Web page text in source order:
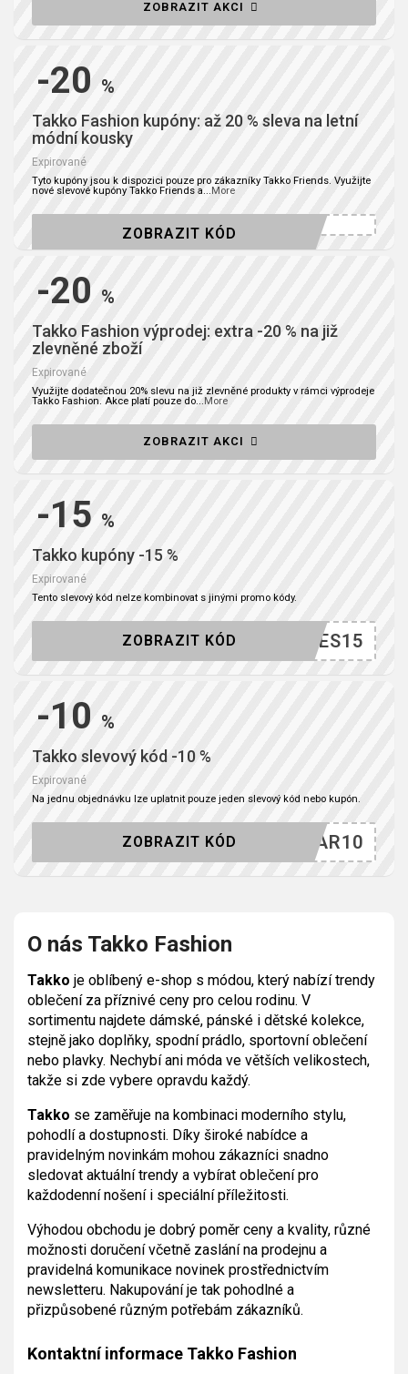
ZOBRAZIT AKCI
-20 %
Takko Fashion kupóny: až 20 % sleva na letní
módní kousky
Expirované
Tyto kupóny jsou k dispozici pouze pro zákazníky Takko Friends. Využijte
nové slevové kupóny Takko Friends a...More
ZOBRAZIT KÓD
-20 %
Takko Fashion výprodej: extra -20 % na již
zlevněné zboží
Expirované
Využijte dodatečnou 20% slevu na již zlevněné produkty v rámci výprodeje
Takko Fashion. Akce platí pouze do...More
ZOBRAZIT AKCI
-15 %
Takko kupóny -15 %
Expirované
Tento slevový kód nelze kombinovat s jinými promo kódy.
YES15
ZOBRAZIT KÓD
-10 %
Takko slevový kód -10 %
Expirované
Na jednu objednávku lze uplatnit pouze jeden slevový kód nebo kupón.
HYFAR10
ZOBRAZIT KÓD
O nás Takko Fashion
Takko je oblíbený e-shop s módou, který nabízí trendy
oblečení za příznivé ceny pro celou rodinu. V
sortimentu najdete dámské, pánské i dětské kolekce,
stejně jako doplňky, spodní prádlo, sportovní oblečení
nebo plavky. Nechybí ani móda ve větších velikostech,
takže si zde vybere opravdu každý.
Takko se zaměřuje na kombinaci moderního stylu,
pohodlí a dostupnosti. Díky široké nabídce a
pravidelným novinkám mohou zákazníci snadno
sledovat aktuální trendy a vybírat oblečení pro
každodenní nošení i speciální příležitosti.
Výhodou obchodu je dobrý poměr ceny a kvality, různé
možnosti doručení včetně zaslání na prodejnu a
pravidelná komunikace novinek prostřednictvím
newsletteru. Nakupování je tak pohodlné a
přizpůsobené různým potřebám zákazníků.
Kontaktní informace Takko Fashion